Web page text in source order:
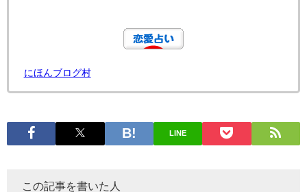
にほんブログ村
LINE
この記事を書いた人